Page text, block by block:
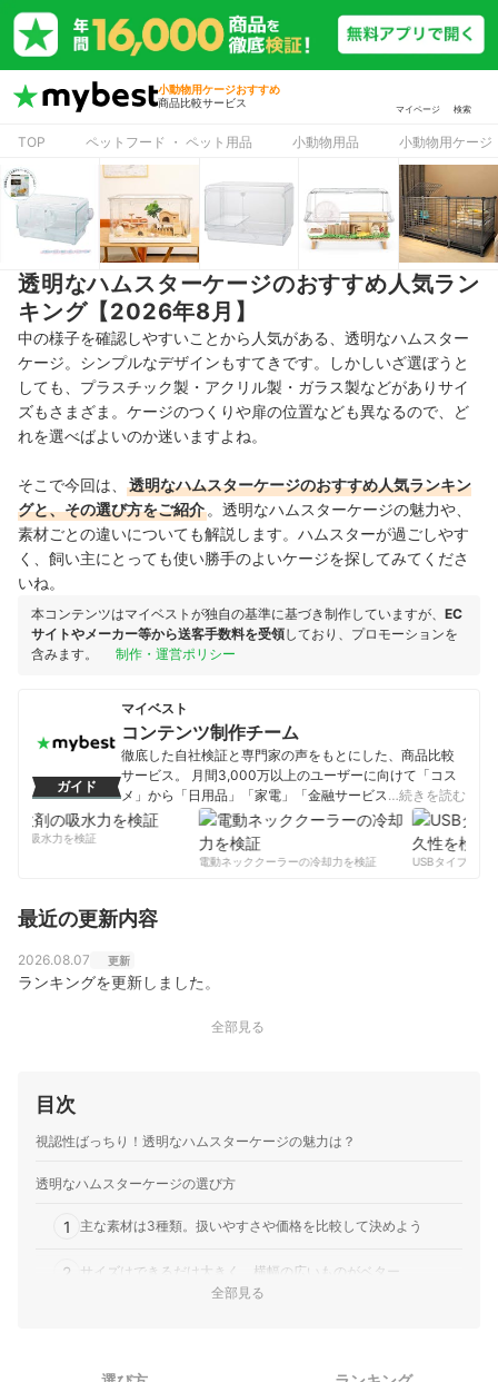
小動物用ケージおすすめ
商品比較サービス
マイページ 検索
TOP ペットフード ・ ペット用品 小動物用品 小動物用ケージ
透明なハムスターケージのおすすめ人気ラン
キング【2026年8月】
中の様子を確認しやすいことから人気がある、透明なハムスター
ケージ。シンプルなデザインもすてきです。
しかしいざ選ぼうと
しても、プラスチック製・アクリル製・ガラス製などがありサイ
ズもさまざま。ケージのつくりや扉の位置なども異なるので、ど
れを選べばよいのか迷いますよね。
そこで今回は、
透明なハムスターケージのおすすめ人気ランキン
グと、その選び方をご紹介 。透明なハムスターケージの魅力や、
素材ごとの違いについても解説します。ハムスターが過ごしやす
く、飼い主にとっても使い勝手のよいケージを探してみてくださ
いね。
本コンテンツはマイベストが独自の基準に基づき制作していますが、 EC
サイトやメーカー等から送客手数料を受領しており、プロモーションを
含みます。
制作・運営ポリシー
ガイド
マイベスト
コンテンツ制作チーム
徹底した自社検証と専門家の声をもとにした、商品比較
サービス。 月間3,000万以上のユーザーに向けて「コス
メ」から「日用品」「家電」「金融サービス」まで、ベ
ストな商品を選んでもらうために、毎日コンテンツを制
コンテンツ制作チームのプロフィール
…続きを読む
の吸水力を検証
電動ネッククーラーの冷却力を検証
USBタイプCケー
最近の更新内容
2026.08.07 更新
ランキングを更新しました。
全部見る
目次
視認性ばっちり！透明なハムスターケージの魅力は？
透明なハムスターケージの選び方
1 主な素材は3種類。扱いやすさや価格を比較して決めよう
2 サイズはできるだけ大きく、横幅の広いものがベター
全部見る